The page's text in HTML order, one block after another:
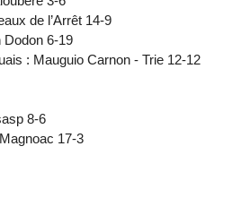
de l’Arrêt 14-9
Dodon 6-19
: Mauguio Carnon - Trie 12-12
8-6
17-3